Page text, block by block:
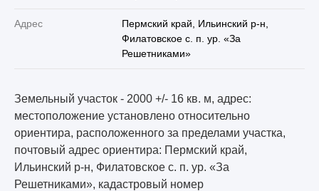
Адрес
Пермский край, Ильинский р-н,
Филатовское с. п. ур. «За
Решетниками»
Земельный участок - 2000 +/- 16 кв. м, адрес:
местоположение установлено относительно
ориентира, расположенного за пределами участка,
почтовый адрес ориентира: Пермский край,
Ильинский р-н, Филатовское с. п. ур. «За
Решетниками», кадастровый номер